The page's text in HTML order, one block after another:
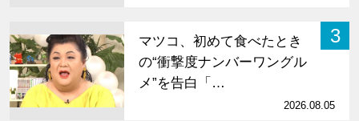
3
マツコ、初めて食べたとき
の“衝撃度ナンバーワングル
メ”を告白「…
2026.08.05